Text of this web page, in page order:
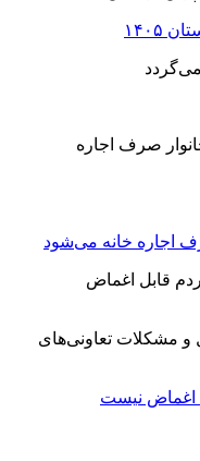
و مشکلات تعاونی‌های
اغماض نیست